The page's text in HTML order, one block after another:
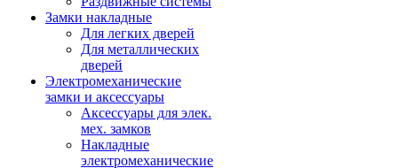
Замки накладные
Для легких дверей
Для металлических
дверей
Электромеханические
замки и аксессуары
Аксессуары для элек.
мех. замков
Накладные
электромеханические